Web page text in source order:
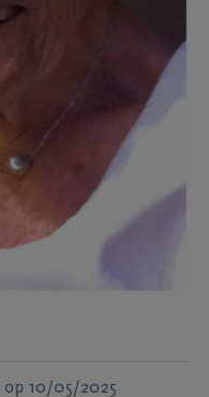
op 10/05/2025